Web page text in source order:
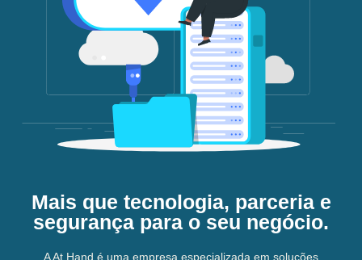
Mais que tecnologia, parceria e
segurança para o seu negócio.
A At Hand é uma empresa especializada em soluções